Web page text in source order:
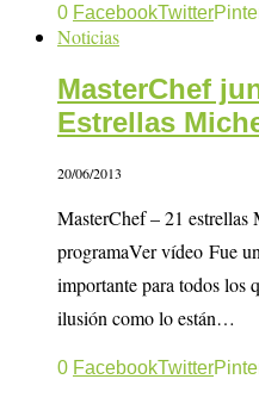
0 FacebookTwitter
Noticias
MasterChef
Estrellas
20/06/2013
MasterChef – 21
programaVer vídeo Fue
importante para todos los
ilusión como lo están…
0 FacebookTwitter